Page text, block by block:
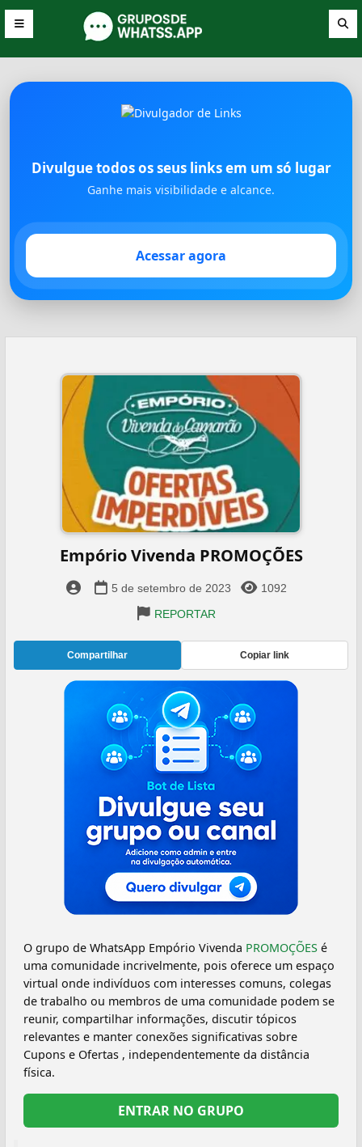
Divulgue todos os seus links em um só lugar
Ganhe mais visibilidade e alcance.
Acessar agora
Empório Vivenda PROMOÇÕES
5 de setembro de 2023
1092
REPORTAR
Compartilhar Copiar link
O grupo de WhatsApp Empório Vivenda PROMOÇÕES é
uma comunidade incrivelmente, pois oferece um espaço
virtual onde indivíduos com interesses comuns, colegas
de trabalho ou membros de uma comunidade podem se
reunir, compartilhar informações, discutir tópicos
relevantes e manter conexões significativas sobre
Cupons e Ofertas , independentemente da distância
física.
ENTRAR NO GRUPO